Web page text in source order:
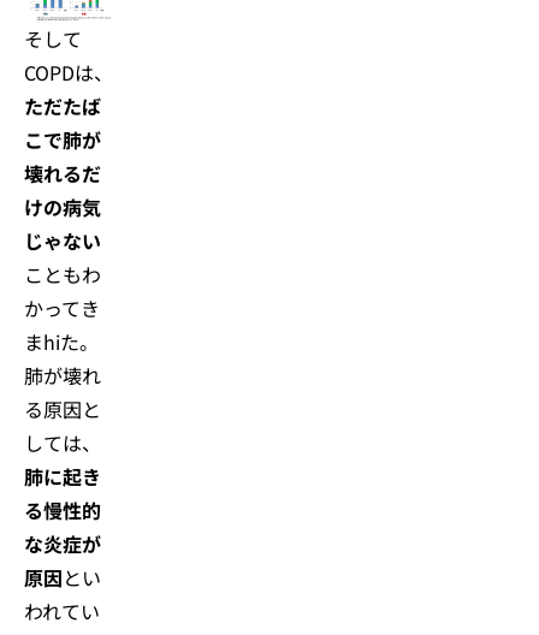
そして
COPDは、
ただたば
こで肺が
壊れるだ
けの病気
じゃない
こともわ
かってき
まhiた。
肺が壊れ
る原因と
しては、
肺に起き
る慢性的
な炎症が
原因とい
われてい